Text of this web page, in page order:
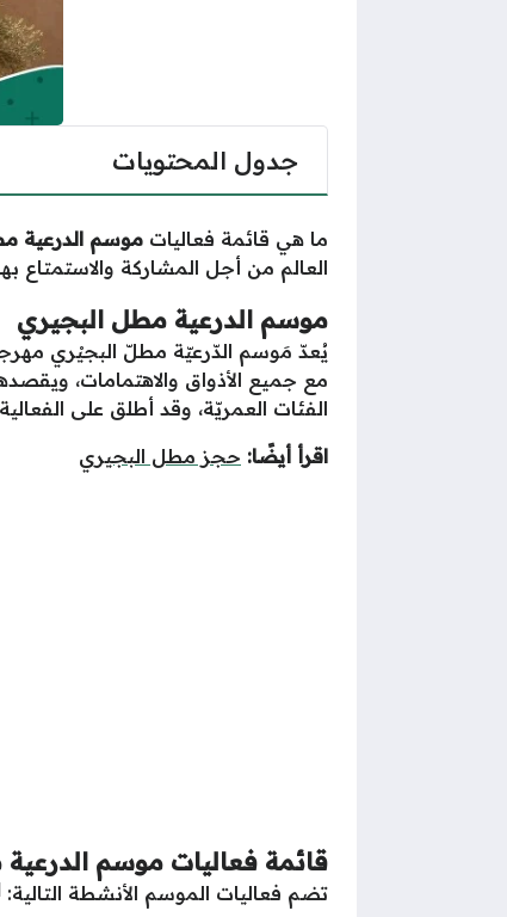
جدول المحتويات
ما هي قائمة فعاليات موسم الدرعية
العالم من أجل المشاركة والاستمتاع
موسم الدرعية مطل البجيري
يُعدّ مَوسم الدّرعيّة مطلّ البجيْري
مع جميع الأذواق والاهتمامات،
الفئات العمريّة، وقد أطلق على
اقرأ أيضًا: حجز مطل البجيري
قائمة فعاليات موسم
تضم فعاليات الموسم الأنشطة التالية: